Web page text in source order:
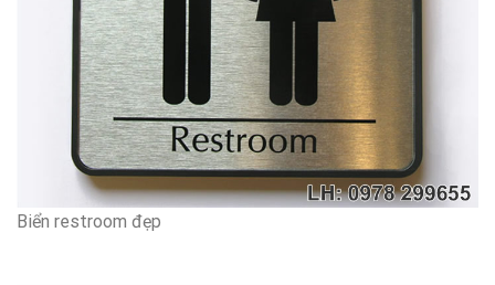
Biển restroom đẹp